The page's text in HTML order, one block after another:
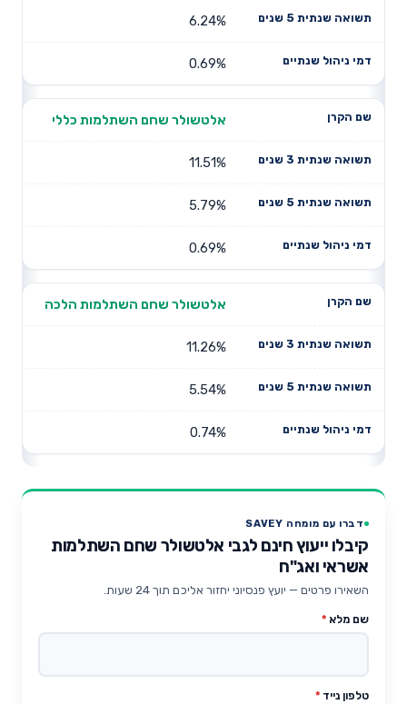
6.24%
0.69%
אלטשולר שחם השתלמות כללי
11.51%
5.79%
0.69%
אלטשולר שחם השתלמות הלכה
11.26%
5.54%
0.74%
דברו עם מומחה SAVEY
קיבלו ייעוץ חינם לגבי אלטשולר שחם השתלמות
אשראי ואג"ח
השאירו פרטים — יועץ פנסיוני יחזור אליכם תוך 24 שעות.
שם מלא *
טלפון נייד *